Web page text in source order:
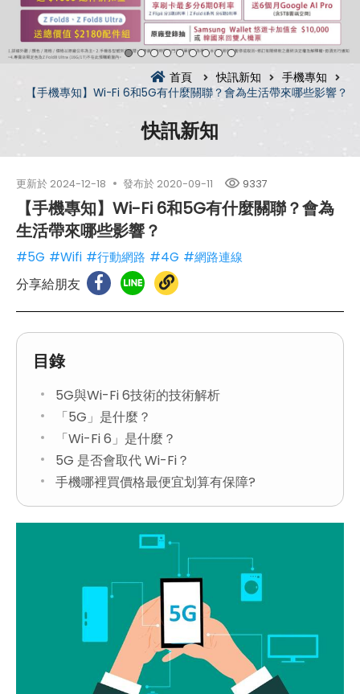
首頁 快訊新知
手機專知
【手機專知】Wi-Fi 6和5G有什麼關聯？會為生活帶來哪些影響？
快訊新知
更新於 2024-12-18 發布於 2020-09-11 9337
【手機專知】Wi-Fi 6和5G有什麼關聯？會為
生活帶來哪些影響？
#5G #Wifi #行動網路 #4G #網路連線
分享給朋友
目錄
5G與Wi-Fi 6技術的技術解析
「5G」是什麼？
「Wi-Fi 6」是什麼？
5G 是否會取代 Wi-Fi？
手機哪裡買價格最便宜划算有保障?